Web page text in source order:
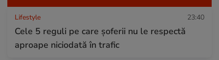
Lifestyle 23:40
Cele 5 reguli pe care șoferii nu le respectă
aproape niciodată în trafic